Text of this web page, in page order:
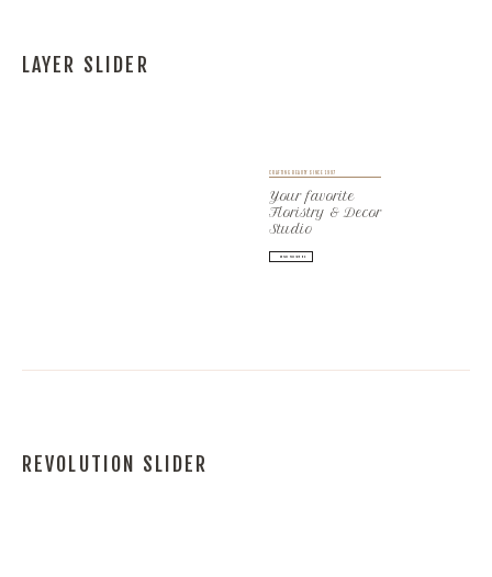
LAYER SLIDER
CRAFTING BEAUTY SINCE 1997
Your favorite
Floristry & Decor
Studio
SEND FLOWERS
REVOLUTION SLIDER